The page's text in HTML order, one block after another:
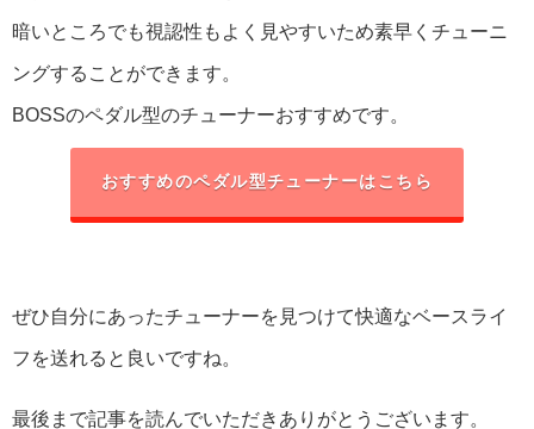
暗いところでも視認性もよく見やすいため素早くチューニ
ングすることができます。
BOSSのペダル型のチューナーおすすめです。
おすすめのペダル型チューナーはこちら
ぜひ自分にあったチューナーを見つけて快適なベースライ
フを送れると良いですね。
最後まで記事を読んでいただきありがとうございます。